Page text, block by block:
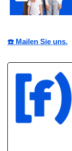
☎️ Mailen Sie uns.